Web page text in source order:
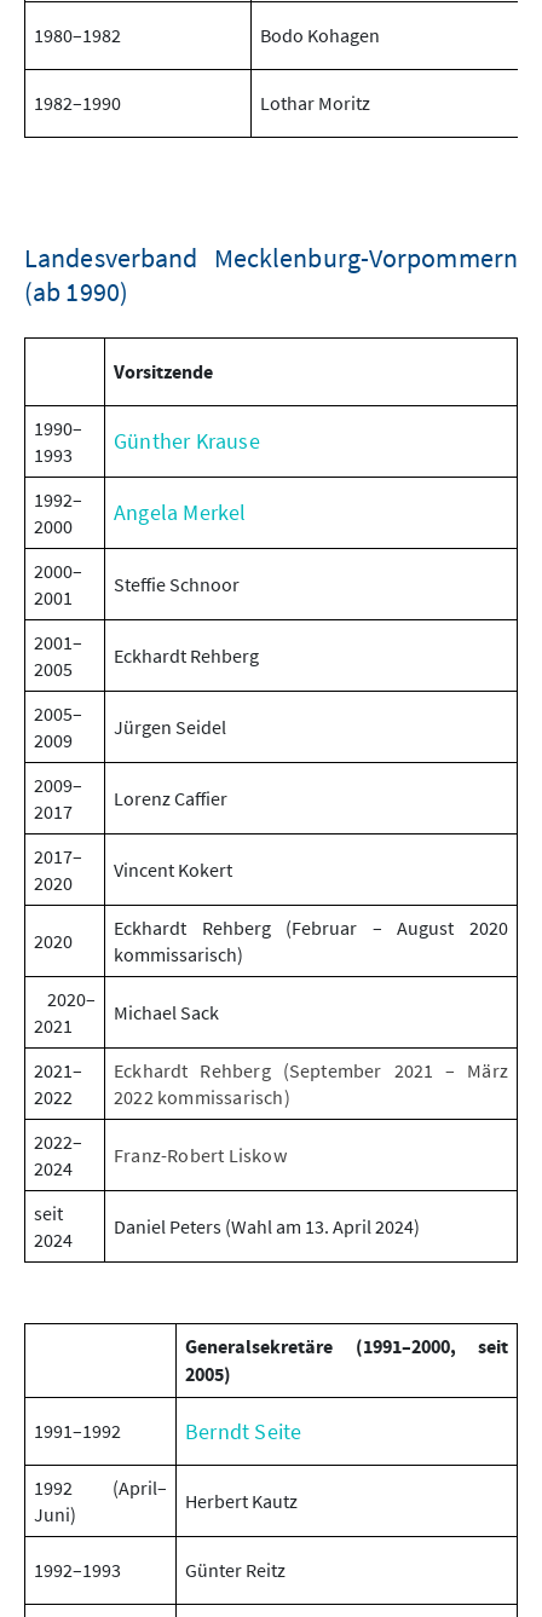
1980–1982 Bodo Kohagen
1982–1990 Lothar Moritz
Landesverband Mecklenburg-Vorpommern
(ab 1990)
Vorsitzende
1990–
1993
Günther Krause
1992–
2000
Angela Merkel
2000–
2001
Steffie Schnoor
2001–
2005
Eckhardt Rehberg
2005–
2009
Jürgen Seidel
2009–
2017
Lorenz Caffier
2017–
2020
Vincent Kokert
2020
Eckhardt Rehberg (Februar – August 2020
kommissarisch)
2020–
2021
Michael Sack
2021–
2022
Eckhardt Rehberg (September 2021 – März
2022 kommissarisch)
2022–
2024
Franz-Robert Liskow
seit
2024
Daniel Peters (Wahl am 13. April 2024)
Generalsekretäre (1991–2000, seit
2005)
1991–1992 Berndt Seite
1992 (April–
Juni)
Herbert Kautz
1992–1993 Günter Reitz